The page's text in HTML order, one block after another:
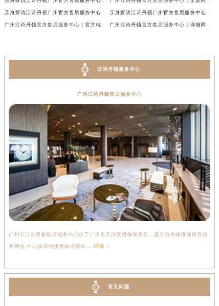
亲身探访江诗丹顿广州官方售后服务中心｜全新地址及服务热线（2026年6月最新） 亲身探访江诗丹顿广州官方售后服务中心｜全新服务热线及门店地址（2026年6月最新）
广州江诗丹顿官方售后服务中心｜官方电话及服务网点地址权威信息公示（2026年6月最新） 广州江诗丹顿官方售后服务中心｜详细网点地址与售后热线权威信息公示（2026年6月最新）
江诗丹顿服务中心
广州江诗丹顿售后服务中心
广州市江诗丹顿售后服务中心位于广州市天河区维修保养店，是江诗丹顿维修保养服
务网点,中心技师均接受标准培训.... 详情 >
常见问题